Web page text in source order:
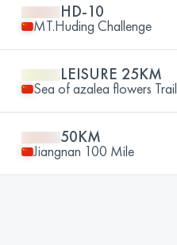
HD-10
MT.Huding Challenge
LEISURE 25KM
Sea of azalea flowers Trail
50KM
Jiangnan 100 Mile